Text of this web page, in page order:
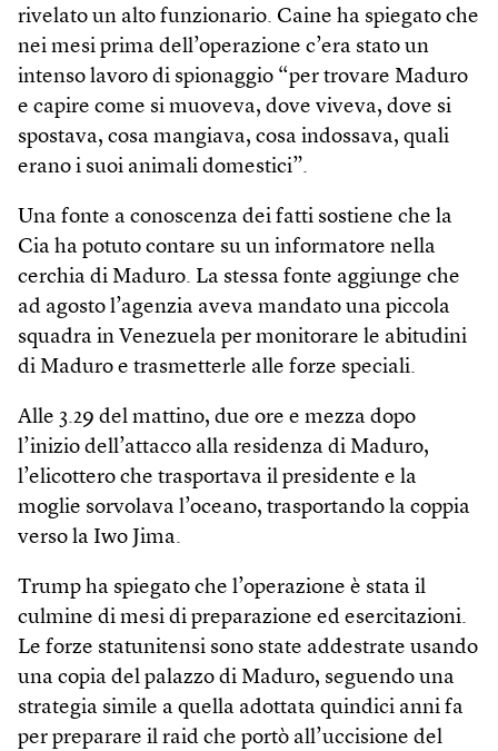
rivelato un alto funzionario. Caine ha spiegato che
nei mesi prima dell’operazione c’era stato un
intenso lavoro di spionaggio “per trovare Maduro
e capire come si muoveva, dove viveva, dove si
spostava, cosa mangiava, cosa indossava, quali
erano i suoi animali domestici”.
Una fonte a conoscenza dei fatti sostiene che la
Cia ha potuto contare su un informatore nella
cerchia di Maduro. La stessa fonte aggiunge che
ad agosto l’agenzia aveva mandato una piccola
squadra in Venezuela per monitorare le abitudini
di Maduro e trasmetterle alle forze speciali.
Alle 3.29 del mattino, due ore e mezza dopo
l’inizio dell’attacco alla residenza di Maduro,
l’elicottero che trasportava il presidente e la
moglie sorvolava l’oceano, trasportando la coppia
verso la Iwo Jima.
Trump ha spiegato che l’operazione è stata il
culmine di mesi di preparazione ed esercitazioni.
Le forze statunitensi sono state addestrate usando
una copia del palazzo di Maduro, seguendo una
strategia simile a quella adottata quindici anni fa
per preparare il raid che portò all’uccisione del